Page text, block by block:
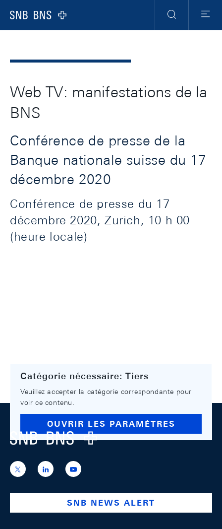
Logo
Navigation
RechercheMenu
Web TV: manifestations de la
BNS
Conférence de presse de la
Banque nationale suisse du 17
décembre 2020
Conférence de presse du 17
décembre 2020, Zurich, 10 h 00
(heure locale)
Catégorie nécessaire: Tiers
Veuillez accepter la catégorie correspondante pour
voir ce contenu.
OUVRIR LES PARAMÈTRES
Footer
Logo
https://x.com/snb_bns
https://ch.linkedin.com/company/swiss-
national-
https://www.youtube.com/
SNB NEWS ALERT